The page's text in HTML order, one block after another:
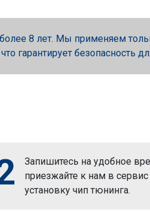
8 лет. Мы применяем
гарантирует безопасность
Запишитесь на удобное
приезжайте к нам в сервис
установку чип тюнинга.